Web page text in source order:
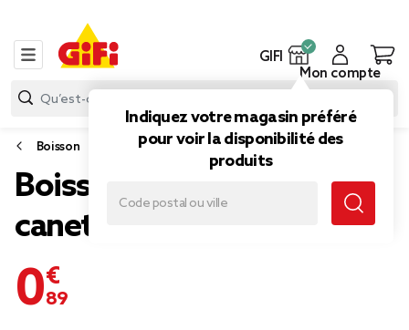
GIFI
Indiquez votre magasin préféré
pour voir la disponibilité des
produits
Mon compte
Boisson
Boisson Coca-Cola Lemon
canette 33cl
0,89 €